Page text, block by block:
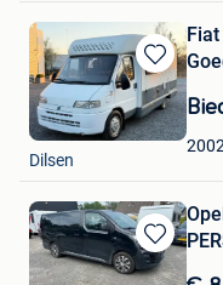
Bewaren
in
Mijn
Favorieten
2002
+32 494 54 39 55
Dilsen
Bewaren
in